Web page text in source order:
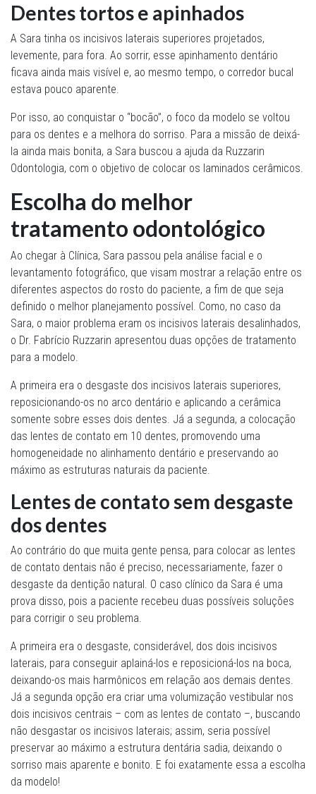
Dentes tortos e apinhados
A Sara tinha os incisivos laterais superiores projetados,
levemente, para fora. Ao sorrir, esse apinhamento dentário
ficava ainda mais visível e, ao mesmo tempo, o corredor bucal
estava pouco aparente.
Por isso, ao conquistar o “bocão”, o foco da modelo se voltou
para os dentes e a melhora do sorriso. Para a missão de deixá-
la ainda mais bonita, a Sara buscou a ajuda da Ruzzarin
Odontologia, com o objetivo de colocar os laminados cerâmicos.
Escolha do melhor
tratamento odontológico
Ao chegar à Clínica, Sara passou pela análise facial e o
levantamento fotográfico, que visam mostrar a relação entre os
diferentes aspectos do rosto do paciente, a fim de que seja
definido o melhor planejamento possível. Como, no caso da
Sara, o maior problema eram os incisivos laterais desalinhados,
o Dr. Fabrício Ruzzarin apresentou duas opções de tratamento
para a modelo.
A primeira era o desgaste dos incisivos laterais superiores,
reposicionando-os no arco dentário e aplicando a cerâmica
somente sobre esses dois dentes. Já a segunda, a colocação
das lentes de contato em 10 dentes, promovendo uma
homogeneidade no alinhamento dentário e preservando ao
máximo as estruturas naturais da paciente.
Lentes de contato sem desgaste
dos dentes
Ao contrário do que muita gente pensa, para colocar as lentes
de contato dentais não é preciso, necessariamente, fazer o
desgaste da dentição natural. O caso clínico da Sara é uma
prova disso, pois a paciente recebeu duas possíveis soluções
para corrigir o seu problema.
A primeira era o desgaste, considerável, dos dois incisivos
laterais, para conseguir aplainá-los e reposicioná-los na boca,
deixando-os mais harmônicos em relação aos demais dentes.
Já a segunda opção era criar uma volumização vestibular nos
dois incisivos centrais – com as lentes de contato –, buscando
não desgastar os incisivos laterais; assim, seria possível
preservar ao máximo a estrutura dentária sadia, deixando o
sorriso mais aparente e bonito. E foi exatamente essa a escolha
da modelo!